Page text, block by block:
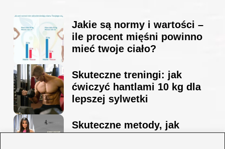
Jakie są normy i wartości –
ile procent mięśni powinno
mieć twoje ciało?
Skuteczne treningi: jak
ćwiczyć hantlami 10 kg dla
lepszej sylwetki
Skuteczne metody, jak